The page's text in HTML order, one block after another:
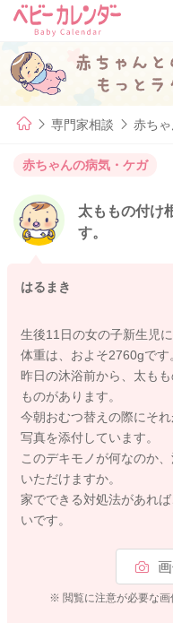
専門家相談 赤ち
赤ちゃんの病気・ケガ
太ももの付け
す。
はるまき
生後11日の女の子新生児に
体重は、およそ2760gです
昨日の沐浴前から、太も
ものがあります。
今朝おむつ替えの際にそ
写真を添付しています。
このデキモノが何なのか
いただけますか。
家でできる対処法があれ
いです。
※ 閲覧に注意が必要な画